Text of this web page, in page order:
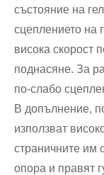
състояние на
сцеплението на
висока скорост
поднасяне. За
по-слабо
В допълнение,
използват
страничните им
опора и правят